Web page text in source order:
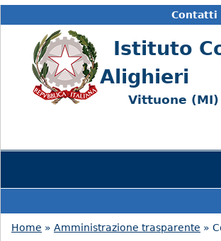
Contatti
Istituto
Alighieri
Vittuone (MI)
Tu sei qui
Home » Amministrazione trasparente »